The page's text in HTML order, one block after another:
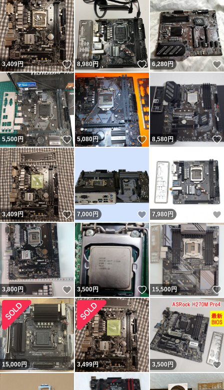
●クリックポスト（*大きさにより送れないものもございま
す）
その他（※注意）
● 定形外郵便
●クリックポスト（*大きさにより送れないものもございま
す）
送料無料の出品物
●送料無料の出品物はヤフネコで配送
※郵便事故の補償に関する注意事項
・メール便、ゆうメール、定型外郵便、クリックポストに
は補償がございませんので予め、ご了承下さい
・補償が必要であれば、ゆうパックやヤマト運輸、ヤフオ
ク専用宅配での発送も承りますので、お知らせください
◆落札された方は、これら記載事項に同意されたものと判
断させて頂きます。ご理解賜りますようお願いします
他にも出品しています。よろしければご覧ください。
商品に関する出品リスト、情報を載せています
★ ココをクリックすると、関連出品リスト、情報に行き
ます 発送詳細 発送方法（参考）
3,409円 いいね！
8,980円 いいね！
6,280円
5,500円 いいね！
5,080円 いいね！
8,580円
3,409円 いいね！
7,000円 いいね！
7,980 円
3,800円 いいね！
3,500円 いいね！
15,500円
15,000円 3,499円 3,500円